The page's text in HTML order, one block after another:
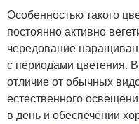
Особенностью такого
постоянно активно
чередование
с периодами цветения.
отличие от обычных
естественного
в день и обеспечении